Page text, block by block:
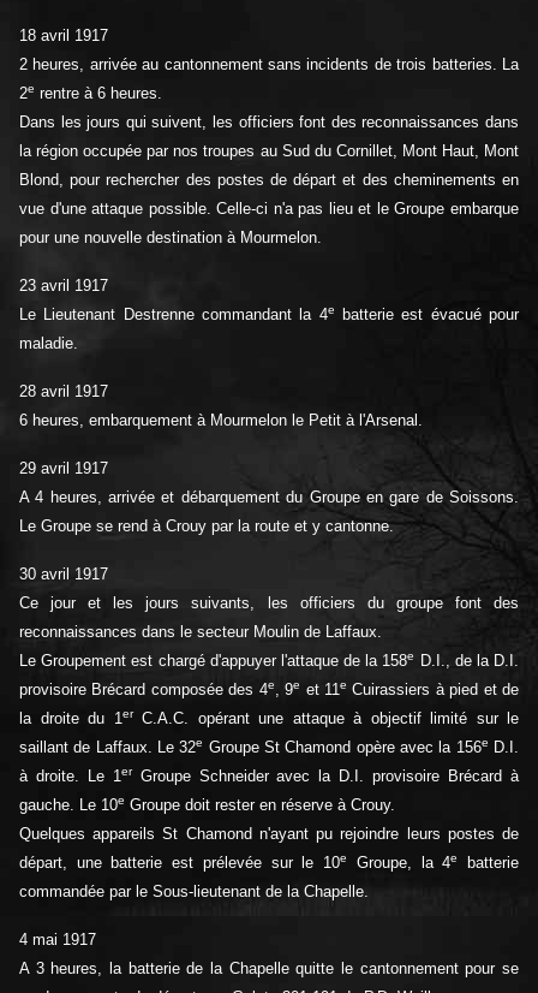
18 avril 1917
2 heures, arrivée au cantonnement sans incidents de trois batteries. La
2e rentre à 6 heures.
Dans les jours qui suivent, les officiers font des reconnaissances dans
la région occupée par nos troupes au Sud du Cornillet, Mont Haut, Mont
Blond, pour rechercher des postes de départ et des cheminements en
vue d'une attaque possible. Celle-ci n'a pas lieu et le Groupe embarque
pour une nouvelle destination à Mourmelon.
23 avril 1917
Le Lieutenant Destrenne commandant la 4e
batterie est évacué pour
maladie.
28 avril 1917
6 heures, embarquement à Mourmelon le Petit à l'Arsenal.
29 avril 1917
A 4 heures, arrivée et débarquement du Groupe en gare de Soissons.
Le Groupe se rend à Crouy par la route et y cantonne.
30 avril 1917
Ce jour et les jours suivants, les officiers du groupe font des
reconnaissances dans le secteur Moulin de Laffaux.
Le Groupement est chargé d'appuyer l'attaque de la 158e
D.I., de la D.I.
provisoire Brécard composée des 4e, 9e et 11e Cuirassiers à pied et de
la droite du 1erC.A.C. opérant une attaque à objectif limité sur le
saillant de Laffaux. Le 32e Groupe St Chamond opère avec la 156e
D.I.
à droite. Le 1erGroupe Schneider avec la D.I. provisoire Brécard à
gauche. Le 10e Groupe doit rester en réserve à Crouy.
Quelques appareils St Chamond n'ayant pu rejoindre leurs postes de
départ, une batterie est prélevée sur le 10e Groupe, la 4e
batterie
commandée par le Sous-lieutenant de la Chapelle.
4 mai 1917
A 3 heures, la batterie de la Chapelle quitte le cantonnement pour se